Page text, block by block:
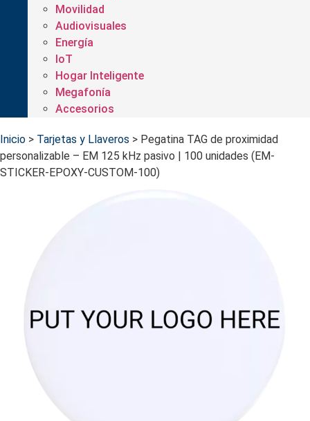
Movilidad
Audiovisuales
Energía
IoT
Hogar Inteligente
Megafonía
Accesorios
Inicio > Tarjetas y Llaveros > Pegatina TAG de proximidad
personalizable – EM 125 kHz pasivo | 100 unidades (EM-
STICKER-EPOXY-CUSTOM-100)